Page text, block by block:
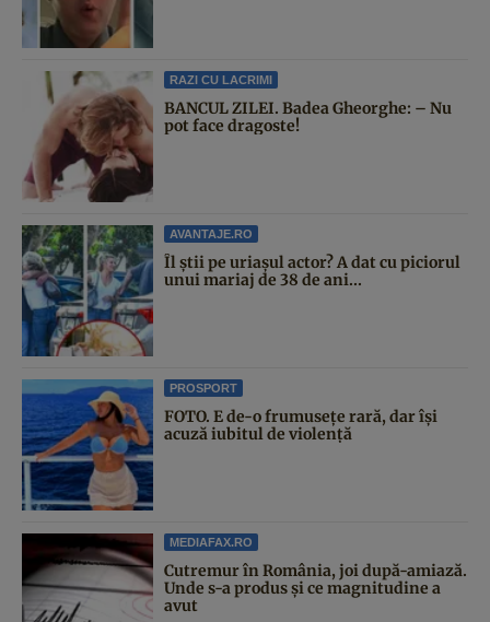
RAZI CU LACRIMI
BANCUL ZILEI. Badea Gheorghe: – Nu
pot face dragoste!
AVANTAJE.RO
Îl știi pe uriașul actor? A dat cu piciorul
unui mariaj de 38 de ani...
PROSPORT
FOTO. E de-o frumusețe rară, dar își
acuză iubitul de violență
MEDIAFAX.RO
Cutremur în România, joi după-amiază.
Unde s-a produs și ce magnitudine a
avut